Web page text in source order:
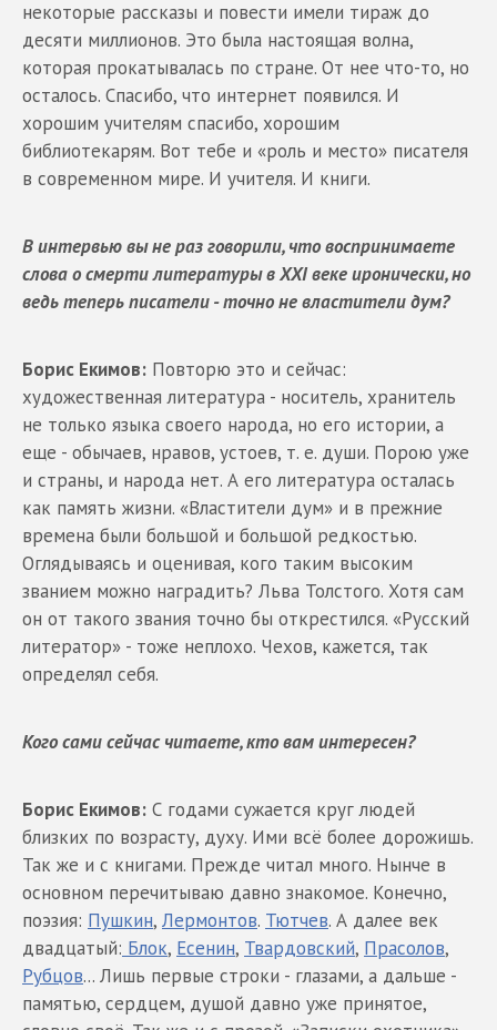
некоторые рассказы и повести имели тираж до
десяти миллионов. Это была настоящая волна,
которая прокатывалась по стране. От нее что-то, но
осталось. Спасибо, что интернет появился. И
хорошим учителям спасибо, хорошим
библиотекарям. Вот тебе и «роль и место» писателя
в современном мире. И учителя. И книги.
В интервью вы не раз говорили, что воспринимаете
слова о смерти литературы в ХХI веке иронически, но
ведь теперь писатели - точно не властители дум?
Борис Екимов: Повторю это и сейчас:
художественная литература - носитель, хранитель
не только языка своего народа, но его истории, а
еще - обычаев, нравов, устоев, т. е. души. Порою уже
и страны, и народа нет. А его литература осталась
как память жизни. «Властители дум» и в прежние
времена были большой и большой редкостью.
Оглядываясь и оценивая, кого таким высоким
званием можно наградить? Льва Толстого. Хотя сам
он от такого звания точно бы открестился. «Русский
литератор» - тоже неплохо. Чехов, кажется, так
определял себя.
Кого сами сейчас читаете, кто вам интересен?
Борис Екимов: С годами сужается круг людей
близких по возрасту, духу. Ими всё более дорожишь.
Так же и с книгами. Прежде читал много. Нынче в
основном перечитываю давно знакомое. Конечно,
поэзия: Пушкин, Лермонтов. Тютчев. А далее век
двадцатый: Блок, Есенин, Твардовский, Прасолов,
Рубцов... Лишь первые строки - глазами, а дальше -
памятью, сердцем, душой давно уже принятое,